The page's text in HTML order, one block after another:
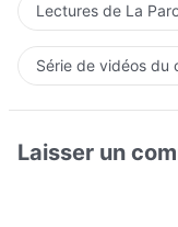
Lectures de La
Série de vidéos
Laisser un